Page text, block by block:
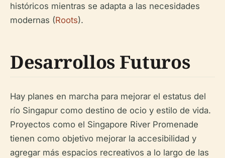
históricos mientras se adapta a las necesidades
modernas (Roots).
Desarrollos Futuros
Hay planes en marcha para mejorar el estatus del
río Singapur como destino de ocio y estilo de vida.
Proyectos como el Singapore River Promenade
tienen como objetivo mejorar la accesibilidad y
agregar más espacios recreativos a lo largo de las